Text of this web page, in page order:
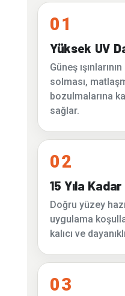
01
Yüksek UV
Güneş
solması,
bozulmalarına
sağlar.
02
15 Yıla
Doğru yüzey
uygulama
kalıcı ve
03